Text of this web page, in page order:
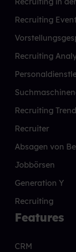
Recruiting
Recruiting
Recruiting
Recruiter
Absagen von
Jobbörsen
Generation Y
Recruiting
Features
CRM